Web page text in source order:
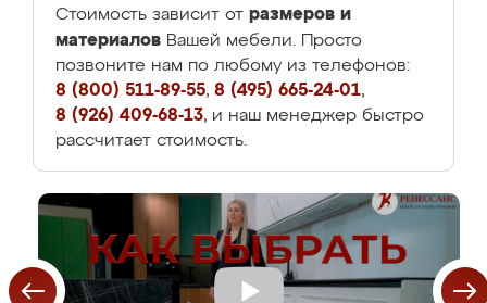
Стоимость зависит от размеров и
материалов Вашей мебели. Просто
позвоните нам по любому из телефонов:
8 (800) 511-89-55, 8 (495) 665-24-01,
8 (926) 409-68-13, и наш менеджер быстро
рассчитает стоимость.